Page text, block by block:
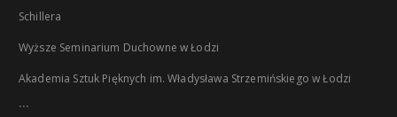
Schillera
Wyższe Seminarium Duchowne w Łodzi
Akademia Sztuk Pięknych im. Władysława Strzemińskiego w Łodzi
...